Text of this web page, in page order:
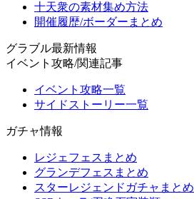
十天衆の素材集め方法
開催履歴/ボーダーまとめ
グラブル最新情報
イベント攻略/関連記事
イベント攻略一覧
サイドストーリー一覧
ガチャ情報
レジェフェスまとめ
グランデフェスまとめ
スターレジェンドガチャまとめ